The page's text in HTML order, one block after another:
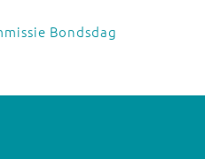
Bondsdag